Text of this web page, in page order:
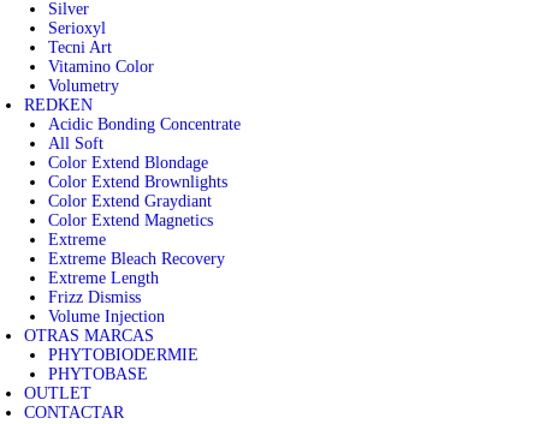
Silver
Serioxyl
Tecni Art
Vitamino Color
Volumetry
REDKEN
Acidic Bonding Concentrate
All Soft
Color Extend Blondage
Color Extend Brownlights
Color Extend Graydiant
Color Extend Magnetics
Extreme
Extreme Bleach Recovery
Extreme Length
Frizz Dismiss
Volume Injection
OTRAS MARCAS
PHYTOBIODERMIE
PHYTOBASE
OUTLET
CONTACTAR